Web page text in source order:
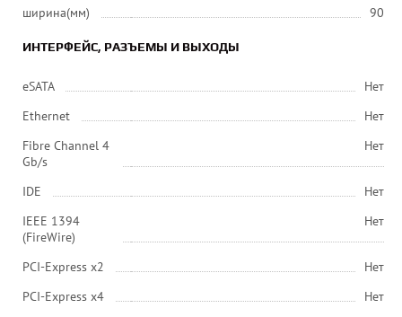
ширина(мм)
90
ИНТЕРФЕЙС, РАЗЪЕМЫ И ВЫХОДЫ
eSATA
Нет
Ethernet
Нет
Fibre Channel 4
Gb/s
Нет
IDE
Нет
IEEE 1394
(FireWire)
Нет
PCI-Express x2
Нет
PCI-Express x4
Нет